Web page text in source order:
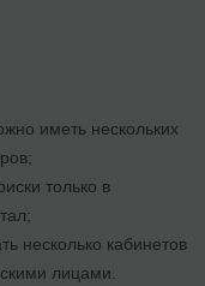
иметь нескольких
только в
несколько кабинетов
лицами.